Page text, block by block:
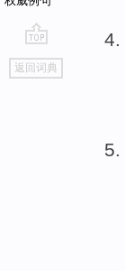
go
top
返回词典